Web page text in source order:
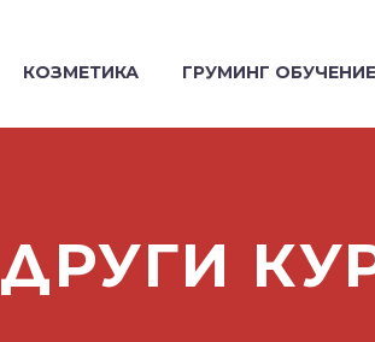
КОЗМЕТИКА ГРУМИНГ ОБУЧЕНИЕ
ДРУГИ